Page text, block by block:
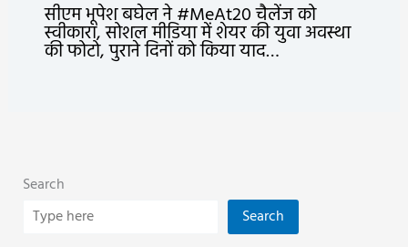
सीएम भूपेश बघेल ने #MeAt20 चैलेंज को
स्वीकारा, सोशल मीडिया में शेयर की युवा अवस्था
की फोटो, पुराने दिनों को किया याद…
Search
Search